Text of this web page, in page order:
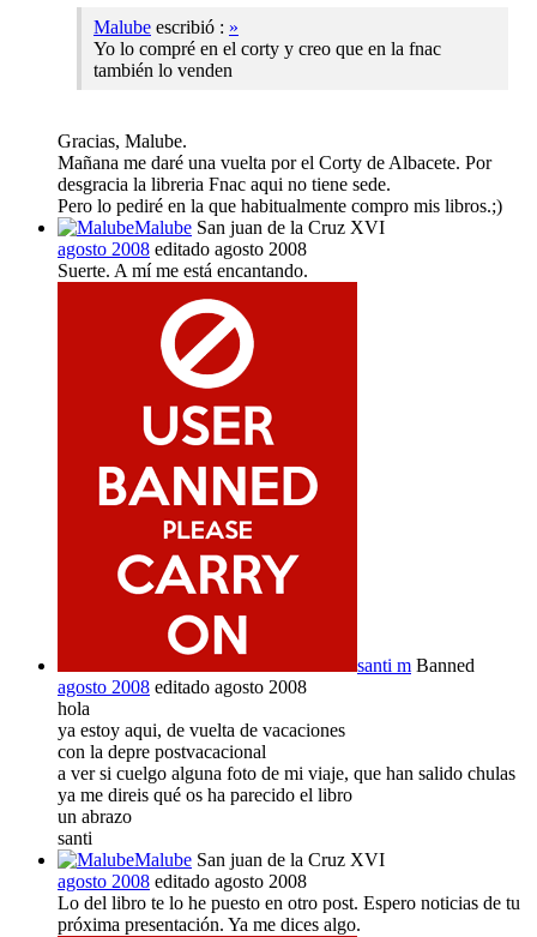
Malube escribió : »
Yo lo compré en el corty y creo que en la fnac
también lo venden
Gracias, Malube.
Mañana me daré una vuelta por el Corty de Albacete. Por
desgracia la libreria Fnac aqui no tiene sede.
Pero lo pediré en la que habitualmente compro mis libros.;)
Malube San juan de la Cruz XVI
agosto 2008 editado agosto 2008
Suerte. A mí me está encantando.
santi m Banned
agosto 2008 editado agosto 2008
hola
ya estoy aqui, de vuelta de vacaciones
con la depre postvacacional
a ver si cuelgo alguna foto de mi viaje, que han salido chulas
ya me direis qué os ha parecido el libro
un abrazo
santi
Malube San juan de la Cruz XVI
agosto 2008 editado agosto 2008
Lo del libro te lo he puesto en otro post. Espero noticias de tu
próxima presentación. Ya me dices algo.